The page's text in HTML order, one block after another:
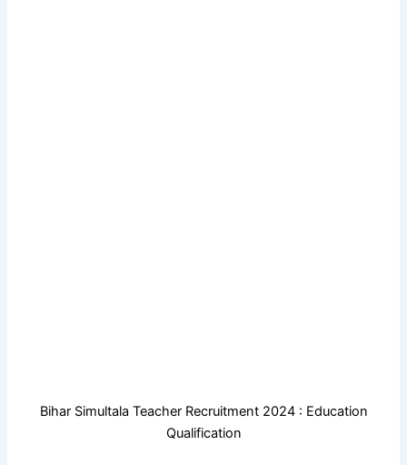
Bihar Simultala Teacher Recruitment 2024 : Education
Qualification